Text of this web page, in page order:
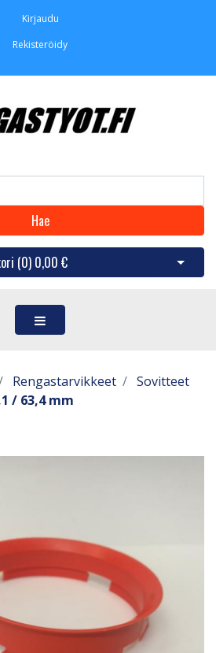
Kirjaudu
Rekisteröidy
Hae
(0) 0,00 € Avaa
Rengastarvikkeet
Sovitteet
/ 63,4 mm